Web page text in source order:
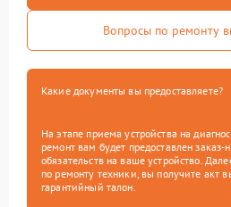
Вопросы по ремонту
Какие документы вы предоставляете?
На этапе приема устройства на
ремонт вам будет предоставлен
обязательств на ваше устройство.
по ремонту техники, вы получите акт
гарантийный талон.